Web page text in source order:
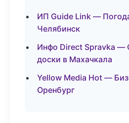
ИП Guide Link —
Челябинск
Инфо Direct Spravka —
доски в Махачкала
Yellow Media Hot —
Оренбург